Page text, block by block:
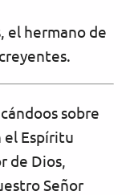
el hermano de
sobre
el Espíritu
de Dios,
Señor